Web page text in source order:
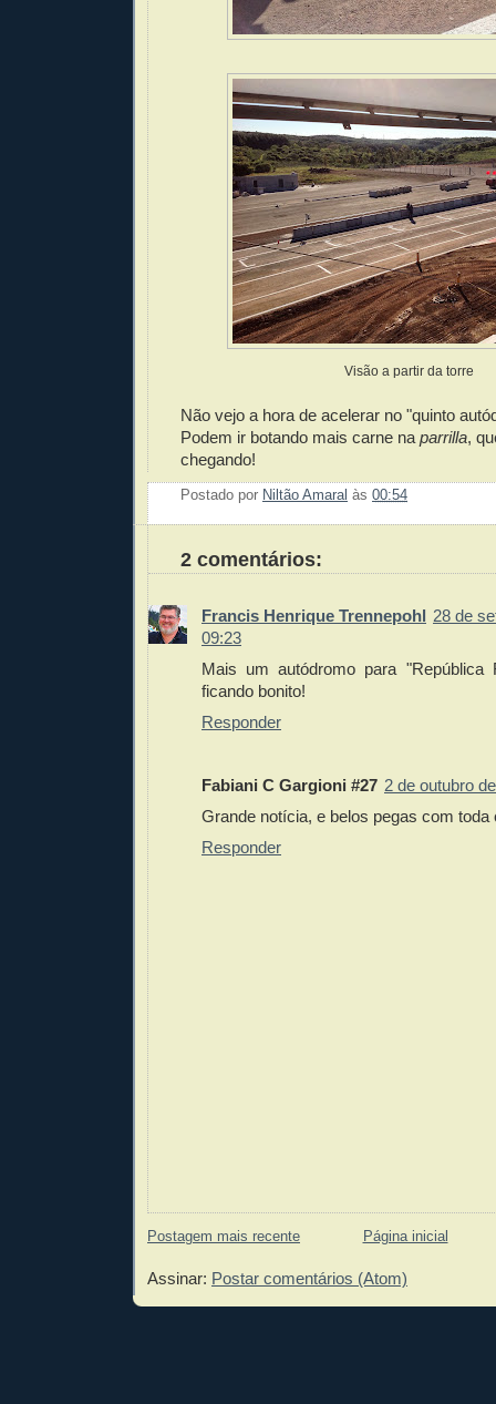
Visão a partir da torre
Não vejo a hora de acelerar no "quinto
Podem ir botando mais carne na parrilla,
chegando!
Postado por Niltão Amaral às 00:54
2 comentários:
Francis Henrique Trennepohl 28 de
09:23
Mais um autódromo para "República
ficando bonito!
Responder
Fabiani C Gargioni #27 2 de outubro
Grande notícia, e belos pegas com toda
Responder
Postagem mais recente Página inicial
Assinar: Postar comentários (Atom)